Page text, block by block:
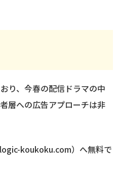
り、今春の配信ドラマの中
層への広告アプローチは非
koukoku.com）へ無料で